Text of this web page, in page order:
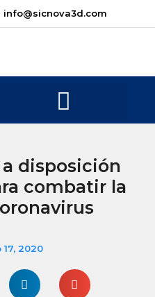
info@sicnova3d.com
disposición
combatir la
2020